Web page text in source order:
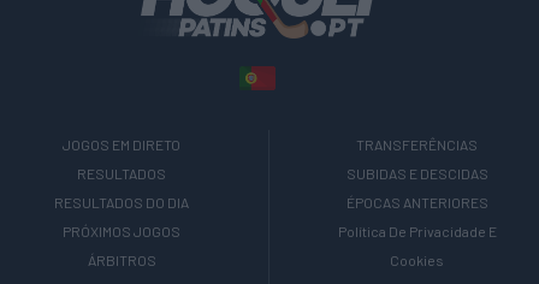
JOGOS EM DIRETO
RESULTADOS
RESULTADOS DO DIA
PRÓXIMOS JOGOS
ÁRBITROS
TRANSFERÊNCIAS
SUBIDAS E DESCIDAS
ÉPOCAS ANTERIORES
Política De Privacidade E
Cookies